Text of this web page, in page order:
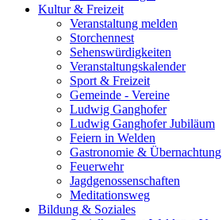
Kultur & Freizeit
Veranstaltung melden
Storchennest
Sehenswürdigkeiten
Veranstaltungskalender
Sport & Freizeit
Gemeinde - Vereine
Ludwig Ganghofer
Ludwig Ganghofer Jubiläum
Feiern in Welden
Gastronomie & Übernachtung
Feuerwehr
Jagdgenossenschaften
Meditationsweg
Bildung & Soziales